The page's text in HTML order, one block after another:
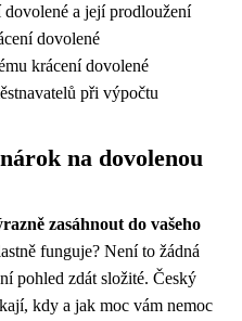
dovolené a její prodloužení
dovolené
krácení dovolené
při výpočtu
na dovolenou
zasáhnout do vašeho
funguje? Není to žádná
pohled zdát složité. Český
kdy a jak moc vám nemoc